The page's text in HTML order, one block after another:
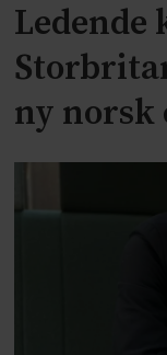
Ledende
ny norsk